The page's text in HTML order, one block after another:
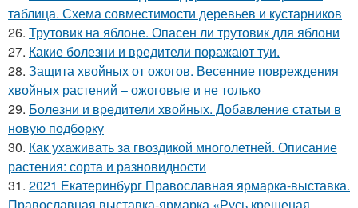
таблица. Схема совместимости деревьев и кустарников
26. Трутовик на яблоне. Опасен ли трутовик для яблони
27. Какие болезни и вредители поражают туи.
28. Защита хвойных от ожогов. Весенние повреждения
хвойных растений – ожоговые и не только
29. Болезни и вредители хвойных. Добавление статьи в
новую подборку
30. Как ухаживать за гвоздикой многолетней. Описание
растения: сорта и разновидности
31. 2021 Екатеринбург Православная ярмарка-выставка.